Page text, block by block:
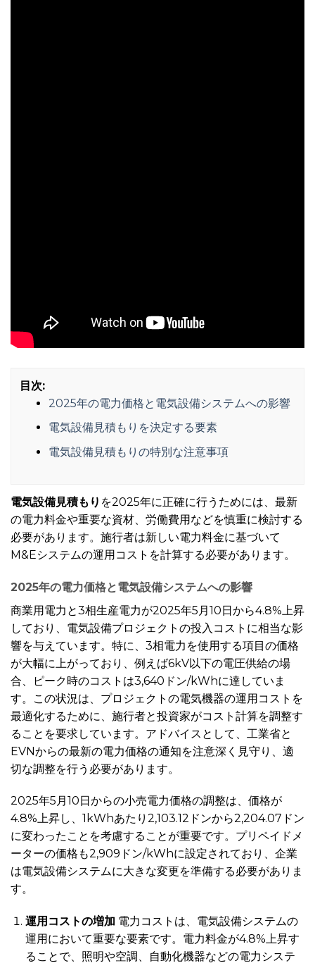
目次:
2025年の電力価格と電気設備システムへの影響
電気設備見積もりを決定する要素
電気設備見積もりの特別な注意事項
電気設備見積もり を2025年に正確に行うためには、最新
の電力料金や重要な資材、労働費用などを慎重に検討する
必要があります。施行者は新しい電力料金に基づいて
M&Eシステムの運用コストを計算する必要があります。
2025年の電力価格と電気設備システムへの影響
商業用電力と3相生産電力が2025年5月10日から4.8%上昇
しており、電気設備プロジェクトの投入コストに相当な影
響を与えています。特に、3相電力を使用する項目の価格
が大幅に上がっており、例えば6kV以下の電圧供給の場
合、ピーク時のコストは3,640ドン/kWhに達していま
す。この状況は、プロジェクトの電気機器の運用コストを
最適化するために、施行者と投資家がコスト計算を調整す
ることを要求しています。アドバイスとして、工業省と
EVNからの最新の電力価格の通知を注意深く見守り、適
切な調整を行う必要があります。
2025年5月10日からの小売電力価格の調整は、価格が
4.8%上昇し、1kWhあたり2,103.12ドンから2,204.07ドン
に変わったことを考慮することが重要です。プリペイドメ
ーターの価格も2,909ドン/kWhに設定されており、企業
は電気設備システムに大きな変更を準備する必要がありま
す。
運用コストの増加 電力コストは、電気設備システムの
運用において重要な要素です。電力料金が4.8%上昇す
ることで、照明や空調、自動化機器などの電力システ